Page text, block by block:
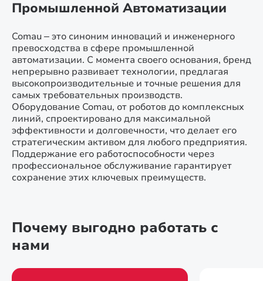
Промышленной Автоматизации
Comau – это синоним инноваций и инженерного
превосходства в сфере промышленной
автоматизации. С момента своего основания, бренд
непрерывно развивает технологии, предлагая
высокопроизводительные и точные решения для
самых требовательных производств.
Оборудование Comau, от роботов до комплексных
линий, спроектировано для максимальной
эффективности и долговечности, что делает его
стратегическим активом для любого предприятия.
Поддержание его работоспособности через
профессиональное обслуживание гарантирует
сохранение этих ключевых преимуществ.
Почему выгодно работать с
нами